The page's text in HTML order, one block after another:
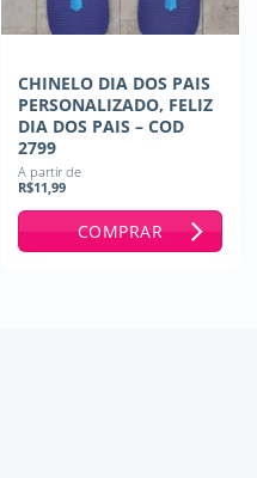
CHINELO DIA DOS PAIS
PERSONALIZADO, FELIZ
DIA DOS PAIS – COD
2799
A partir de
R$11,99
COMPRAR